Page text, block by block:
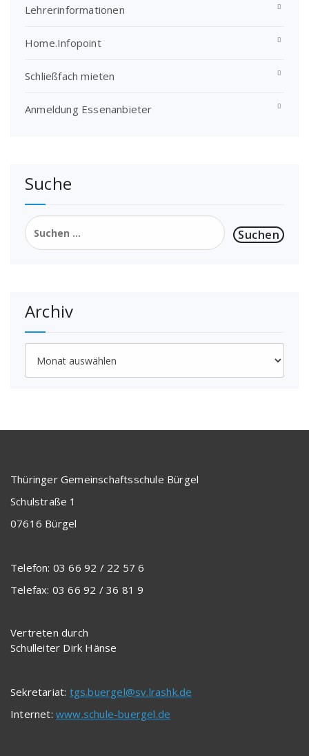
Lehrerinformationen
Home.Infopoint
Schließfach mieten
Anmeldung Essenanbieter
Suche
Suchen
nach:
Archiv
Thüringer Gemeinschaftsschule Bürgel
Schulstraße 1
07616 Bürgel
Telefon: 03 66 92 / 22 57 6
Telefax: 03 66 92 / 36 81 9
Vertreten durch
Schulleiter Dirk Hänse
Sekretariat: tgs.buergel@sv.lrashk.de
Internet: www.schule-buergel.de